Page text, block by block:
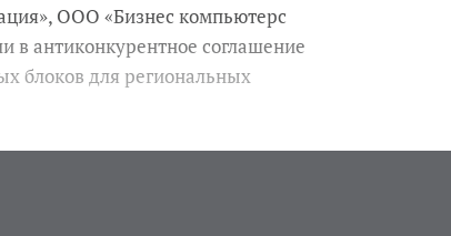
ООО «Бизнес компьютерс
антиконкурентное соглашение
блоков для региональных